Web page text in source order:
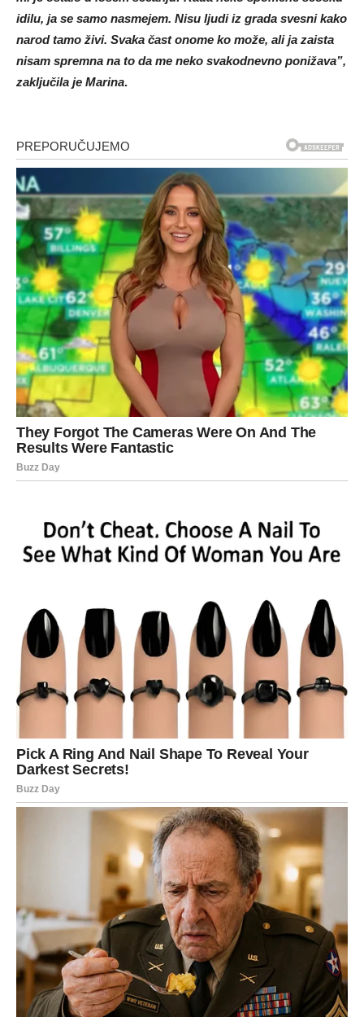
idilu, ja se samo nasmejem. Nisu ljudi iz grada svesni kako
narod tamo živi. Svaka čast onome ko može, ali ja zaista
nisam spremna na to da me neko svakodnevno ponižava”,
zaključila je Marina.